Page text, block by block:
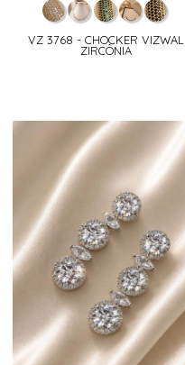
VZ 3768 - CHOCKER VIZWAL
ZIRCÔNIA